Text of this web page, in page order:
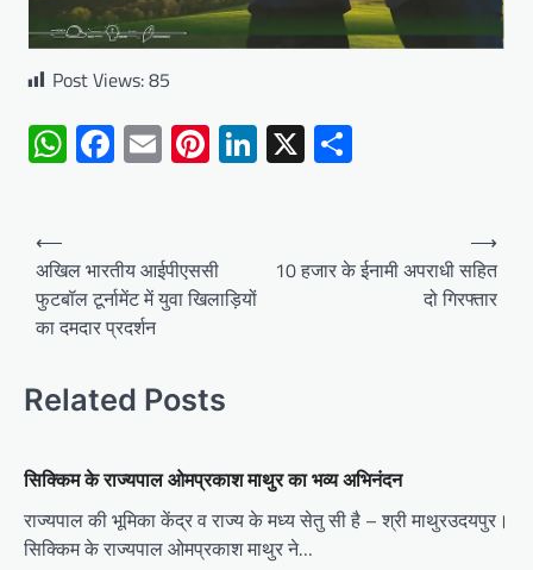
Post Views:85
WhatsApp
Facebook
EmailPinterest
LinkedIn
X
Post
navigation
⟵
अखिल भारतीय आईपीएससी
फुटबॉल टूर्नामेंट में युवा खिलाड़ियों
का दमदार प्रदर्शन
10 हजार के ईनामी अपराधी सहित
दो गिरफ्तार
⟶
Related Posts
सिक्किम के राज्यपाल ओमप्रकाश माथुर का भव्य अभिनंदन
राज्यपाल की भूमिका केंद्र व राज्य के मध्य सेतु सी है – श्री माथुरउदयपुर।
सिक्किम के राज्यपाल ओमप्रकाश माथुर ने…